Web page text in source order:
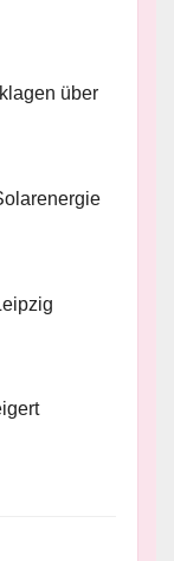
über